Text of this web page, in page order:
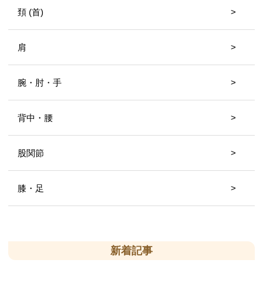
頚 (首)
肩
腕・肘・手
背中・腰
股関節
膝・足
新着記事